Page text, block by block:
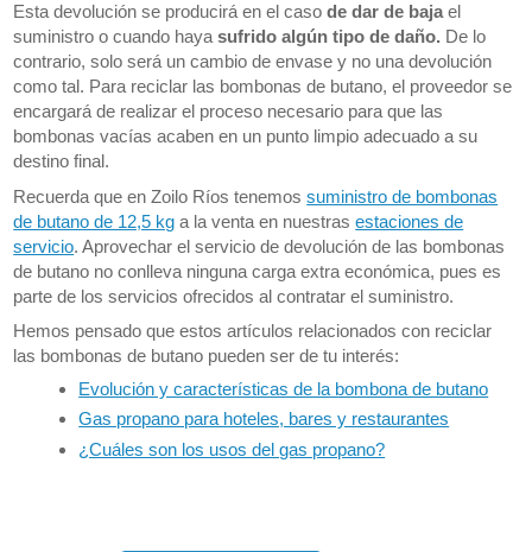
Esta devolución se producirá en el casode dar de bajael
suministro o cuando hayasufrido algún tipo de daño. De lo
contrario, solo será un cambio de envase y no una devolución
como tal. Para reciclar las bombonas de butano, el proveedor se
encargará de realizar el proceso necesario para que las
bombonas vacías acaben en un punto limpio adecuado a su
destino final.
Recuerda que en Zoilo Ríos tenemossuministro de bombonas
de butano de 12,5 kg a la venta en nuestrasestaciones de
servicio. Aprovechar el servicio de devolución de las bombonas
de butano no conlleva ninguna carga extra económica, pues es
parte de los servicios ofrecidos al contratar el suministro.
Hemos pensado que estos artículos relacionados con reciclar
las bombonas de butano pueden ser de tu interés:
Evolución y características de la bombona de butano
Gas propano para hoteles, bares y restaurantes
¿Cuáles son los usos del gas propano?